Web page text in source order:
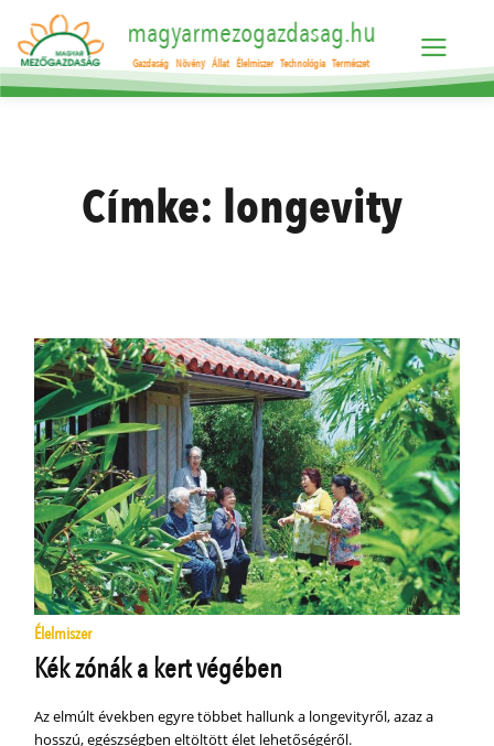
magyarmezogazdasag.hu
Gazdaság Növény Állat Élelmiszer Technológia Természet
Címke: longevity
Élelmiszer
Kék zónák a kert végében
Az elmúlt években egyre többet hallunk a longevityről, azaz a
hosszú, egészségben eltöltött élet lehetőségéről.